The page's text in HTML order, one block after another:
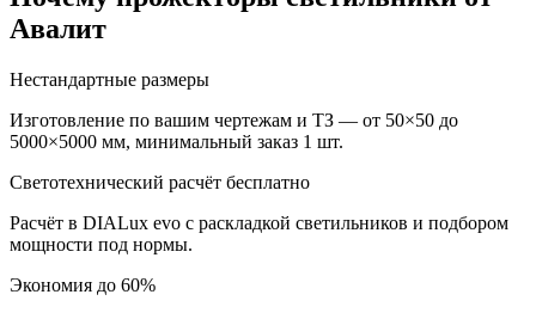
Авалит
Нестандартные размеры
Изготовление по вашим чертежам и ТЗ — от 50×50 до
5000×5000 мм, минимальный заказ 1 шт.
Светотехнический расчёт бесплатно
Расчёт в DIALux evo с раскладкой светильников и подбором
мощности под нормы.
Экономия до 60%